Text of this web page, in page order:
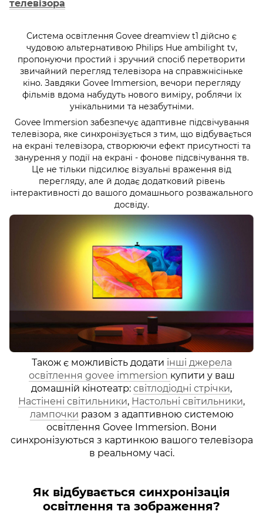
телевізора
Система освітлення Govee dreamview t1 дійсно є
чудовою альтернативою Philips Hue ambilight tv,
пропонуючи простий і зручний спосіб перетворити
звичайний перегляд телевізора на справжнісіньке
кіно. Завдяки Govee Immersion, вечори перегляду
фільмів вдома набудуть нового виміру, роблячи їх
унікальними та незабутніми.
Govee Immersion забезпечує адаптивне підсвічування
телевізора, яке синхронізується з тим, що відбувається
на екрані телевізора, створюючи ефект присутності та
занурення у події на екрані - фонове підсвічування тв.
Це не тільки підсилює візуальні враження від
перегляду, але й додає додатковий рівень
інтерактивності до вашого домашнього розважального
досвіду.
Також є можливість додати інші джерела
освітлення govee immersion купити у ваш
домашній кінотеатр: світлодіодні стрічки,
Настінені світильники, Настольні світильники,
лампочки разом з адаптивною системою
освітлення Govee Immersion. Вони
синхронізуються з картинкою вашого телевізора
в реальному часі.
Як відбувається синхронізація
освітлення та зображення?